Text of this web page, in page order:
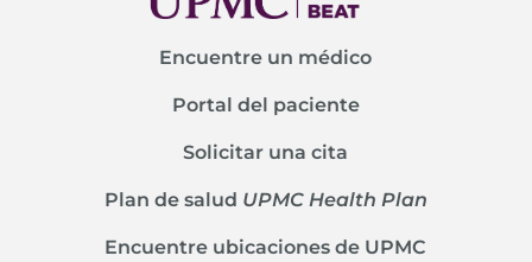
Encuentre un médico
Portal del paciente
Solicitar una cita
Plan de salud UPMC Health Plan
Encuentre ubicaciones de UPMC